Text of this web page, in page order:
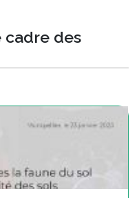
cadre des